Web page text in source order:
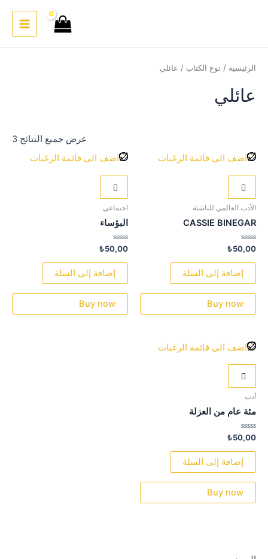
Main
الرئيسية / نوع الكتاب / عائلي
عائلي
عرض جميع النتائج 3
اضف الى قائمة الرغبات
الأدب العالمي للناشئة
CASSIE BINEGAR
تم
التقييم
0
₺50,00
إضافة إلى السلة
Buy now
اضف الى قائمة الرغبات
اجتماعي
البؤساء
تم
التقييم
0
₺50,00
إضافة إلى السلة
Buy now
اضف الى قائمة الرغبات
أدب
مئة عام من العزلة
تم
التقييم
0
₺50,00
إضافة إلى السلة
Buy now